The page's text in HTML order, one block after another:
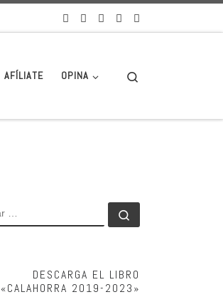
AFÍLIATE OPINA
BUSCAR
DESCARGA EL LIBRO
«CALAHORRA 2019-2023»